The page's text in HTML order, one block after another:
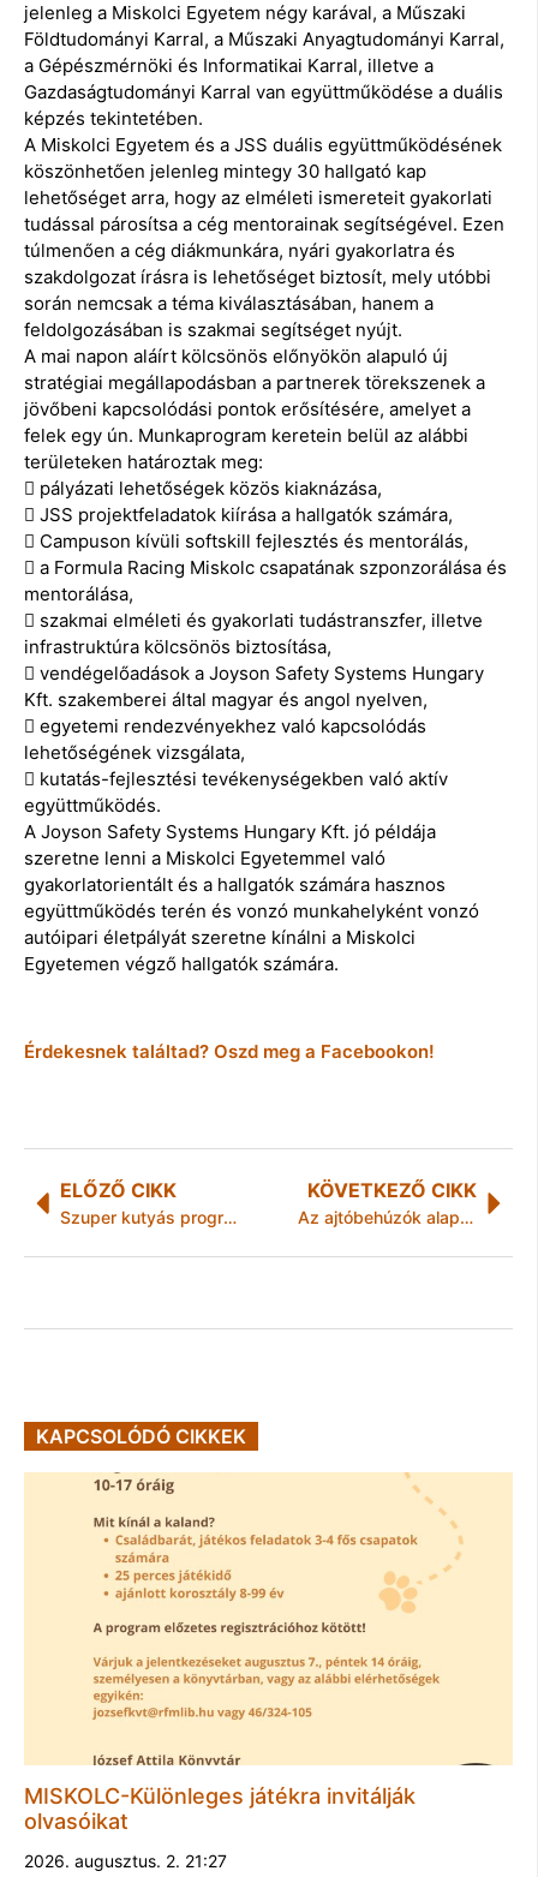
jelenleg a Miskolci Egyetem négy karával, a Műszaki
Földtudományi Karral, a Műszaki Anyagtudományi Karral,
a Gépészmérnöki és Informatikai Karral, illetve a
Gazdaságtudományi Karral van együttműködése a duális
képzés tekintetében.
A Miskolci Egyetem és a JSS duális együttműködésének
köszönhetően jelenleg mintegy 30 hallgató kap
lehetőséget arra, hogy az elméleti ismereteit gyakorlati
tudással párosítsa a cég mentorainak segítségével. Ezen
túlmenően a cég diákmunkára, nyári gyakorlatra és
szakdolgozat írásra is lehetőséget biztosít, mely utóbbi
során nemcsak a téma kiválasztásában, hanem a
feldolgozásában is szakmai segítséget nyújt.
A mai napon aláírt kölcsönös előnyökön alapuló új
stratégiai megállapodásban a partnerek törekszenek a
jövőbeni kapcsolódási pontok erősítésére, amelyet a
felek egy ún. Munkaprogram keretein belül az alábbi
területeken határoztak meg:
 pályázati lehetőségek közös kiaknázása,
 JSS projektfeladatok kiírása a hallgatók számára,
 Campuson kívüli softskill fejlesztés és mentorálás,
 a Formula Racing Miskolc csapatának szponzorálása és
mentorálása,
 szakmai elméleti és gyakorlati tudástranszfer, illetve
infrastruktúra kölcsönös biztosítása,
 vendégelőadások a Joyson Safety Systems Hungary
Kft. szakemberei által magyar és angol nyelven,
 egyetemi rendezvényekhez való kapcsolódás
lehetőségének vizsgálata,
 kutatás-fejlesztési tevékenységekben való aktív
együttműködés.
A Joyson Safety Systems Hungary Kft. jó példája
szeretne lenni a Miskolci Egyetemmel való
gyakorlatorientált és a hallgatók számára hasznos
együttműködés terén és vonzó munkahelyként vonzó
autóipari életpályát szeretne kínálni a Miskolci
Egyetemen végző hallgatók számára.
Érdekesnek találtad? Oszd meg a Facebookon!
ELŐZŐ CIKK
Szuper kutyás programokkal várnak a VII. Örökbefogadott Állatok Napján
KÖVETKEZŐ CIKK
Az ajtóbehúzók alaptulajdonságai és típusai
KAPCSOLÓDÓ CIKKEK
MISKOLC-Különleges játékra invitálják
olvasóikat
2026. augusztus. 2. 21:27